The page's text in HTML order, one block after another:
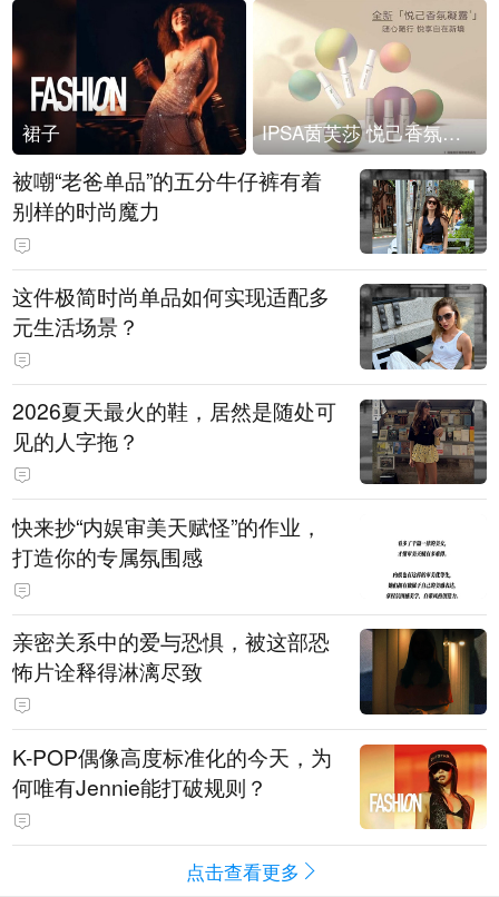
裙子 IPSA茵芙莎 悦己香氛凝露上市
被嘲“老爸单品”的五分牛仔裤有着
别样的时尚魔力
这件极简时尚单品如何实现适配多
元生活场景？
2026夏天最火的鞋，居然是随处可
见的人字拖？
快来抄“内娱审美天赋怪”的作业，
打造你的专属氛围感
亲密关系中的爱与恐惧，被这部恐
怖片诠释得淋漓尽致
K-POP偶像高度标准化的今天，为
何唯有Jennie能打破规则？
点击查看更多